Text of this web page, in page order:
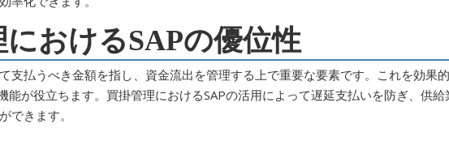
におけるSAPの優位性
支払うべき金額を指し、資金流出を管理する上で重要な要素です。これを効果的
能が役立ちます。買掛管理におけるSAPの活用によって遅延支払いを防ぎ、供給
できます。